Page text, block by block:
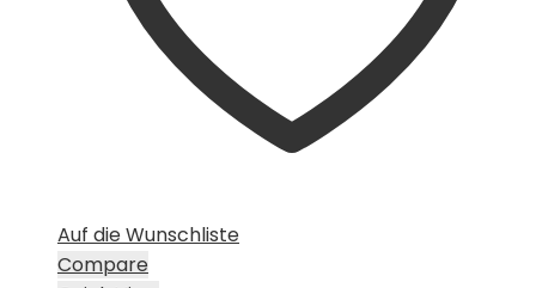
Auf die Wunschliste
Compare